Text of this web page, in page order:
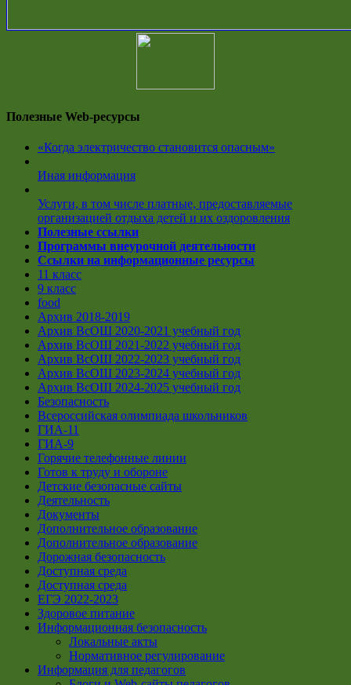
Полезные Web-ресурсы
«Когда электричество становится опасным»
Иная информация
Услуги, в том числе платные, предоставляемые
организацией отдыха детей и их оздоровления
Полезные ссылки
Программы внеурочной деятельности
Ссылки на информационные ресурсы
11 класс
9 класс
food
Архив 2018-2019
Архив ВсОШ 2020-2021 учебный год
Архив ВсОШ 2021-2022 учебный год
Архив ВсОШ 2022-2023 учебный год
Архив ВсОШ 2023-2024 учебный год
Архив ВсОШ 2024-2025 учебный год
Безопасность
Всероссийская олимпиада школьников
ГИА-11
ГИА-9
Горячие телефонные линии
Готов к труду и обороне
Детские безопасные сайты
Деятельность
Документы
Дополнительное образование
Дополнительное образование
Дорожная безопасность
Доступная среда
Доступная среда
ЕГЭ 2022-2023
Здоровое питание
Информационная безопасность
Локальные акты
Нормативное регулирование
Информация для педагогов